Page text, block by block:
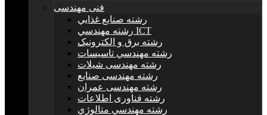
فنی مهندسی
رشته صنايع غذايي
رشته مهندسي ICT
رشته برق و الکترونيک
رشته مهندسي تاسيسات
رشته مهندسی شیلات
رشته مهندسی صنایع
رشته مهندسی عمران
رشته فناوری اطلاعات
رشته مهندسي متالوژي